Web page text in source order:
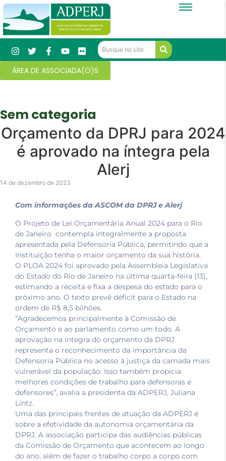
ÁREA DE ASSOCIADA(O)S
Sem categoria
Orçamento da DPRJ para 2024
é aprovado na íntegra pela
Alerj
14 de dezembro de 2023
Com informações da ASCOM da DPRJ e Alerj
O Projeto de Lei Orçamentária Anual 2024 para o Rio
de Janeiro contempla integralmente a proposta
apresentada pela Defensoria Pública, permitindo que a
Instituição tenha o maior orçamento da sua história.
O PLOA 2024 foi aprovado pela Assembleia Legislativa
do Estado do Rio de Janeiro na última quarta-feira (13),
estimando a receita e fixa a despesa do estado para o
próximo ano. O texto prevê déficit para o Estado na
ordem de R$ 8,5 bilhões.
“Agradecemos principalmente à Comissão de
Orçamento e ao parlamento como um todo. A
aprovação na íntegra do orçamento da DPRJ
representa o reconhecimento da importância da
Defensoria Pública no acesso à justiça da camada mais
vulnerável da população. Isso também propicia
melhores condições de trabalho para defensoras e
defensores”, avalia a presidenta da ADPERJ, Juliana
Lintz.
Uma das principais frentes de atuação da ADPERJ é
sobre a efetividade da autonomia orçamentária da
DPRJ. A associação participa das audiências públicas
da Comissão de Orçamento que acontecem ao longo
do ano, além de fazer o trabalho corpo a corpo com